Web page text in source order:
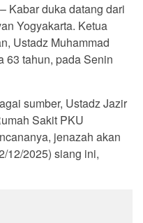
Kabar duka datang dari
Yogyakarta. Ketua
Ustadz Muhammad
63 tahun, pada Senin
sumber, Ustadz Jazir
Sakit PKU
jenazah akan
12/2025) siang ini,